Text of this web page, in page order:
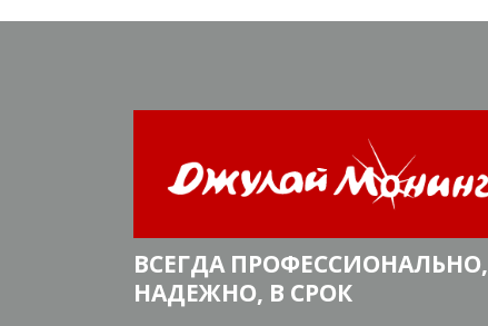
ВСЕГДА ПРОФЕССИОНАЛЬНО,
НАДЕЖНО, В СРОК